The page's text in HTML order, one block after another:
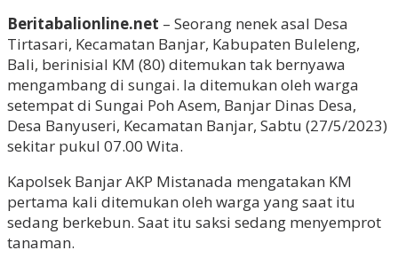
Beritabalionline.net – Seorang nenek asal Desa
Tirtasari, Kecamatan Banjar, Kabupaten Buleleng,
Bali, berinisial KM (80) ditemukan tak bernyawa
mengambang di sungai. Ia ditemukan oleh warga
setempat di Sungai Poh Asem, Banjar Dinas Desa,
Desa Banyuseri, Kecamatan Banjar, Sabtu (27/5/2023)
sekitar pukul 07.00 Wita.
Kapolsek Banjar AKP Mistanada mengatakan KM
pertama kali ditemukan oleh warga yang saat itu
sedang berkebun. Saat itu saksi sedang menyemprot
tanaman.